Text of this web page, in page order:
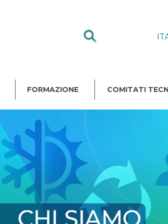
FORMAZIONE COMITATI